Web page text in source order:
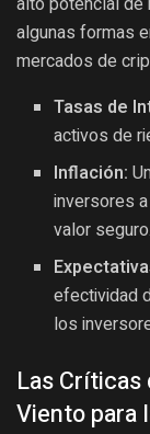
algunas formas
mercados de
Tasas de
activos de
Inflación:
inversores
valor seguro.
efectividad
los
Las Críticas
Viento para